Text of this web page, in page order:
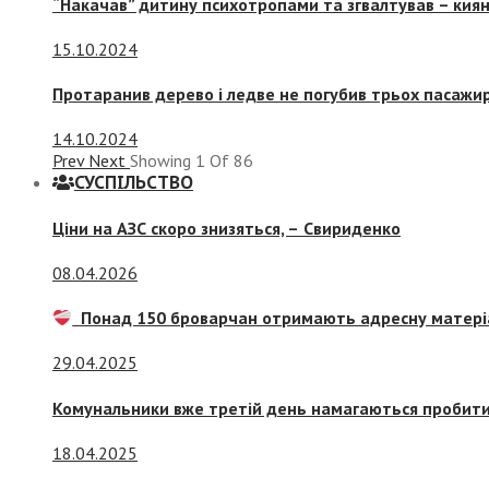
15.10.2024
Протаранив дерево і ледве не погубив трьох
14.10.2024
Prev Next Showing 1 Of 86
СУСПIЛЬСТВО
Ціни на АЗС скоро знизяться, – Свириденко
08.04.2026
Понад 150 броварчан отримають адресну
29.04.2025
Комунальники вже третій день намагаються
18.04.2025